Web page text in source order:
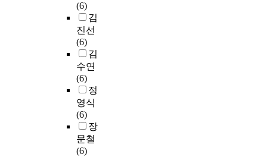
(6)
김
진선
(6)
김
수연
(6)
정
영식
(6)
장
문철
(6)